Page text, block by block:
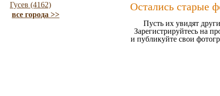
Гусев (4162)
все города >>
Остались старые
Пусть их увидят
Зарегистрируйтесь на
и публикуйте свои